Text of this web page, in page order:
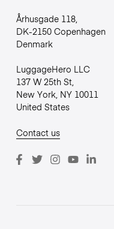
Århusgade 118,
DK-2150 Copenhagen
Denmark
LuggageHero LLC
137 W 25th St,
New York, NY 10011
United States
Contact us